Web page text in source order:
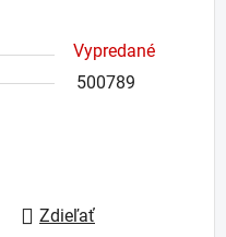
Vypredané
500789
Zdieľať